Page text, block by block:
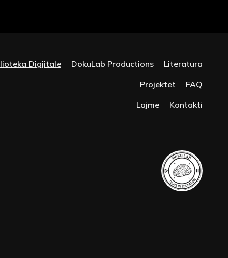
Digjitale DokuLab Productions
Literatura
Projektet
FAQ
Lajme
Kontakti